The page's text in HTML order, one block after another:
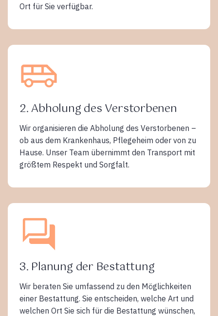
Ort für Sie verfügbar.
2. Abholung des Verstorbenen
Wir organisieren die Abholung des Verstorbenen –
ob aus dem Krankenhaus, Pflegeheim oder von zu
Hause. Unser Team übernimmt den Transport mit
größtem Respekt und Sorgfalt.
3. Planung der Bestattung
Wir beraten Sie umfassend zu den Möglichkeiten
einer Bestattung. Sie entscheiden, welche Art und
welchen Ort Sie sich für die Bestattung wünschen,